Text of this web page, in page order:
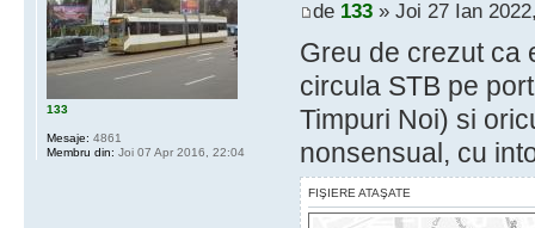
de 133» Joi 27 Ian
Greu de crezut ca
circula STB pe
Timpuri Noi) si
nonsensual, cu
FIŞIERE ATAŞATE
133
Mesaje: 4861
Membru din: Joi 07 Apr 2016, 22:04